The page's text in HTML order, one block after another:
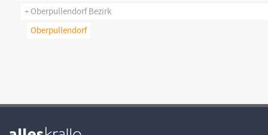
+ Oberpullendorf Bezirk
Oberpullendorf